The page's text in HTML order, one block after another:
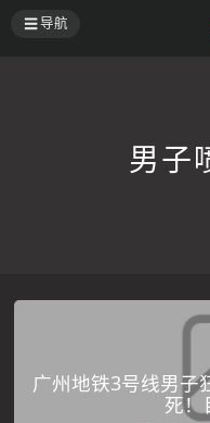
导航
男子
广州地铁3号线男子
死！